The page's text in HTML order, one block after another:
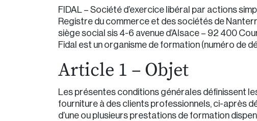
FIDAL – Société d’exercice libéral par actions
Registre du commerce et des sociétés de
siège social sis 4-6 avenue d’Alsace – 92 400
Fidal est un organisme de formation (numéro de
Article 1 – Objet
Les présentes conditions générales définissent
fourniture à des clients professionnels, ci-après
d’une ou plusieurs prestations de formation